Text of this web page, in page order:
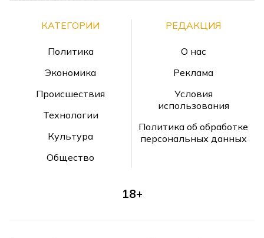
КАТЕГОРИИ
Политика
Экономика
Происшествия
Технологии
Культура
Общество
РЕДАКЦИЯ
О нас
Реклама
Условия
использования
Политика об обработке
персональных данных
18+